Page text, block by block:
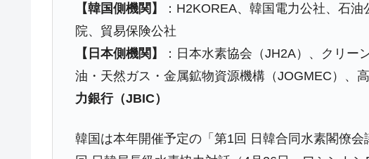
Fact1 セレクトセールの高額取引馬が稼いだ金額とは？
【韓国側機関】
：H2KOREA、韓国電力公社、石
院、貿易保険公社
【日本側機関】
：日本水素協会（JH2A）、クリー
油・天然ガス・金属鉱物資源機構（JOGMEC）、
力銀行（JBIC）
韓国は本年開催予定の「第1回 日韓合同水素閣僚